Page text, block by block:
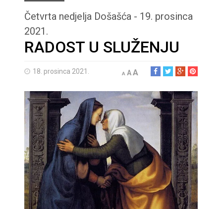
Četvrta nedjelja Došašća - 19. prosinca
2021.
RADOST U SLUŽENJU
18. prosinca 2021. A AA